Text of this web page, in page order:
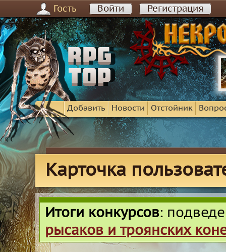
Гость Войти Регистрация
Добавить Новости Отстойник
Карточка
Итоги конкурсов:
рысаков и троянских